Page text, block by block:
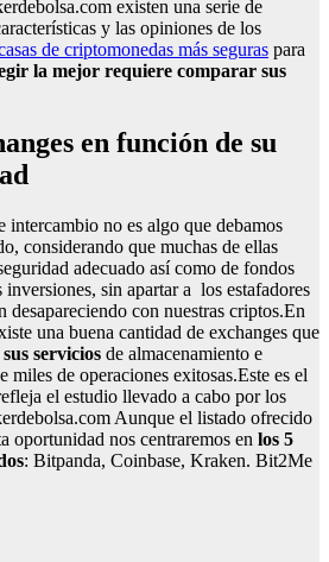
existen una serie de
y las opiniones de los
de criptomonedas más seguras para
la mejor requiere comparar sus
en función de su
intercambio no es algo que debamos
considerando que muchas de ellas
adecuado así como de fondos
inversiones, sin apartar a los estafadores
desapareciendo con nuestras criptos.En
una buena cantidad de exchanges que
servicios de almacenamiento e
miles de operaciones exitosas.Este es el
el estudio llevado a cabo por los
Aunque el listado ofrecido
oportunidad nos centraremos en los 5
: Bitpanda, Coinbase, Kraken. Bit2Me